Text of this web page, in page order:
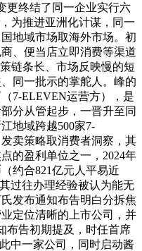
更终结了同一企业实行六
为推进亚洲化计谋，同一
地域市场取海外市场。初
、便当店立即消费等渠道
链条长、市场反映慢的短
同一批示的掌舵人。峰的
7-ELEVEN运营方），是
分从管起步，一晋升至同
地域跨越500家7-
卖策略取消费者洞察，其
的盈利单位之一，2024年
约合821亿元人平易近
过往办理经验被认为能无
发布通知布告明白分拆焦
定位清晰的上市公司，并
布告初期提及，时任首席
中一家公司，同时启动酱